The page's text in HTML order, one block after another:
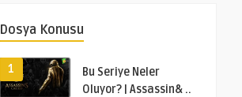
Dosya Konusu
1
Bu Seriye Neler
Oluyor? | Assassin& ..